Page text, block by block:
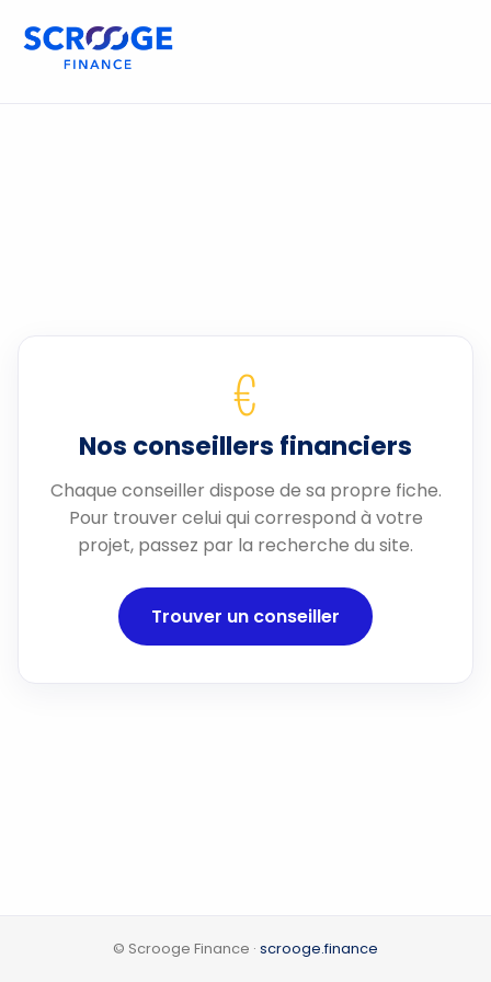
€
Nos conseillers financiers
Chaque conseiller dispose de sa propre fiche.
Pour trouver celui qui correspond à votre
projet, passez par la recherche du site.
Trouver un conseiller
© Scrooge Finance · scrooge.finance